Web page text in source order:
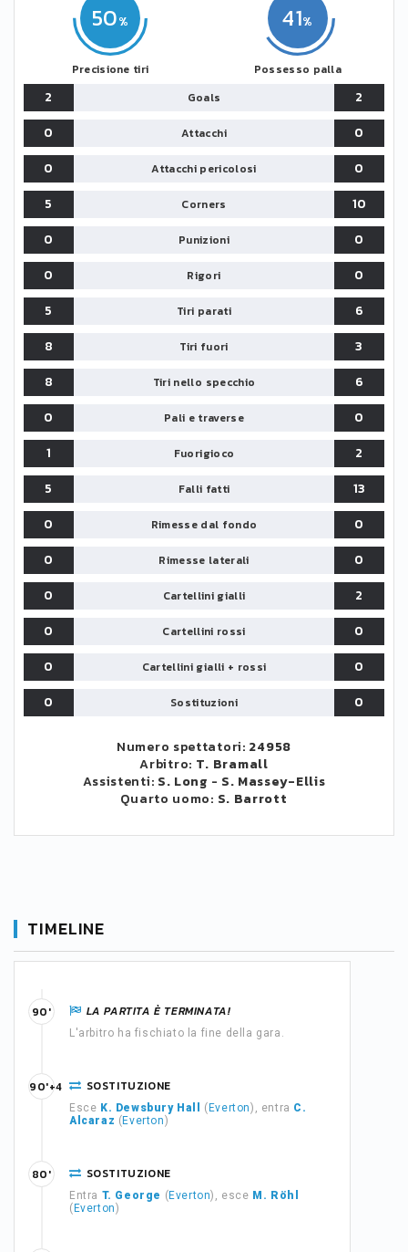
50
Precisione tiri
41
Possesso palla
2 Goals
2
0
Attacchi
0
0
Attacchi pericolosi
0
5
Corners
10
0
Punizioni
0
0
Rigori
0
5
Tiri parati
6
8
Tiri fuori
3
8
Tiri nello specchio
6
0
Pali e traverse
0
1
Fuorigioco
2
5
Falli fatti
13
0
Rimesse dal fondo
0
0
Rimesse laterali
0
0
Cartellini gialli
2
0
Cartellini rossi
0
0
Cartellini gialli + rossi
0
0
Sostituzioni 0
Numero spettatori: 24958
Arbitro: T. Bramall
Assistenti: S. Long - S. Massey-Ellis
Quarto uomo: S. Barrott
TIMELINE
LA PARTITA È TERMINATA!
L'arbitro ha fischiato la fine della gara.
90'
SOSTITUZIONE
Esce K. Dewsbury Hall ( Everton), entra C.
Alcaraz ( Everton)
90'+4
SOSTITUZIONE
Entra T. George ( Everton), esce M. Röhl
( Everton)
80'